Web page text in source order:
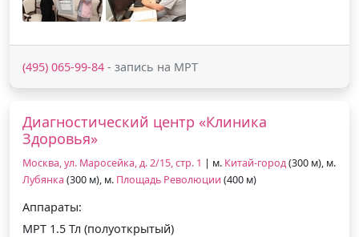
(495) 065-99-84 - запись на МРТ
Диагностический центр «Клиника
Здоровья»
Москва, ул. Маросейка, д. 2/15, стр. 1 | м. Китай-город(300 м), м.
Лубянка (300 м), м. Площадь Революции (400 м)
Аппараты:
МРТ 1.5 Тл (полуоткрытый)